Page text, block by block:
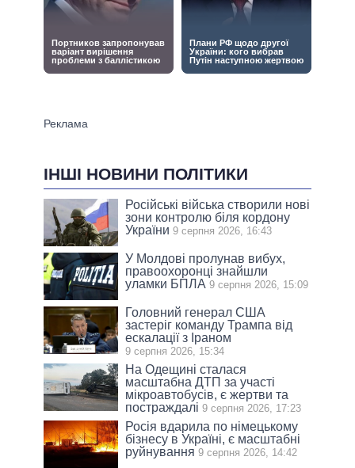
ІНШІ НОВИНИ ПОЛІТИКИ
Російські війська створили нові
зони контролю біля кордону
України 9 серпня 2026, 16:43
У Молдові пролунав вибух,
правоохоронці знайшли
уламки БПЛА 9 серпня 2026, 15:09
Головний генерал США
застеріг команду Трампа від
ескалації з Іраном
9 серпня 2026, 15:34
На Одещині сталася
масштабна ДТП за участі
мікроавтобусів, є жертви та
постраждалі 9 серпня 2026, 17:23
Росія вдарила по німецькому
бізнесу в Україні, є масштабні
руйнування 9 серпня 2026, 14:42